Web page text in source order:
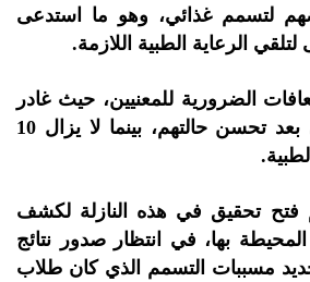
لتسمم غذائي، وهو ما استدعى
الرعاية الطبية اللازمة.
الضرورية للمعنيين، حيث غادر
34 منهم المستشفى بعد تحسن حالتهم، بينما لا يزال 10
فتح تحقيق في هذه النازلة لكشف
بها، في انتظار صدور نتائج
مسببات التسمم الذي كان طلاب